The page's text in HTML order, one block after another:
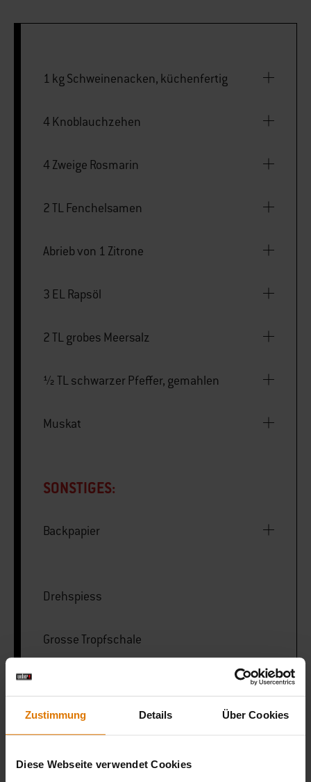
Zustimmung Details Über Cookies
Diese Webseite verwendet Cookies
1 kg Schweinenacken, küchenfertig
4 Knoblauchzehen
4 Zweige Rosmarin
2 TL Fenchelsamen
Abrieb von 1 Zitrone
3 EL Rapsöl
2 TL grobes Meersalz
½ TL schwarzer Pfeffer, gemahlen
Muskat
SONSTIGES:
Backpapier
Drehspiess
Grosse Tropfschale
LISTE DRUCKEN